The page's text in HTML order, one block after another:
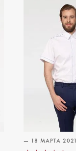
— 18 МАРТА 2021